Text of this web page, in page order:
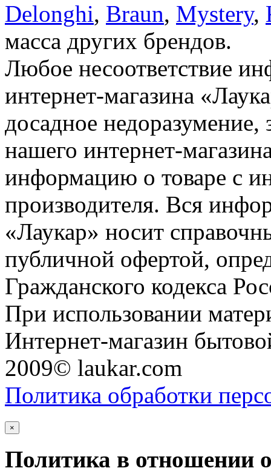
Delonghi, Braun, Mystery,
масса других брендов.
Любое несоответствие
интернет-магазина
досадное недоразумение,
нашего интернет-
информацию о товаре с
производителя. Вся
«Лаукар» носит
публичной офертой,
Гражданского кодекса
При использовании
Интернет-магазин
2009© laukar.com
Политика обработки
×
Политика в отношении